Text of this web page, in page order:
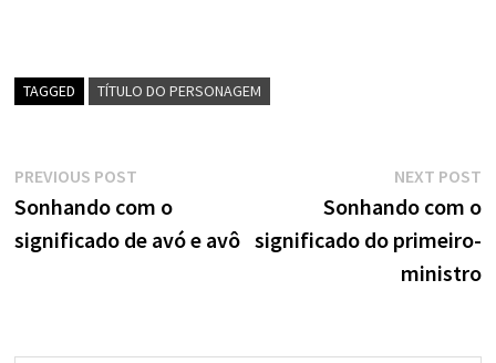
TAGGED TÍTULO DO PERSONAGEM
Navegação
de
artigos
PREVIOUS POSTPrevious
post:
Sonhando com o
significado de avó e avô
NEXT POST
Sonhando com o
significado do primeiro-
ministro